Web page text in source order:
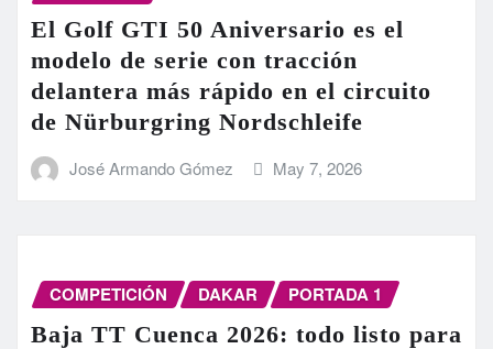
El Golf GTI 50 Aniversario es el
modelo de serie con tracción
delantera más rápido en el circuito
de Nürburgring Nordschleife
José Armando Gómez May 7, 2026
COMPETICIÓN DAKAR PORTADA 1
Baja TT Cuenca 2026: todo listo para